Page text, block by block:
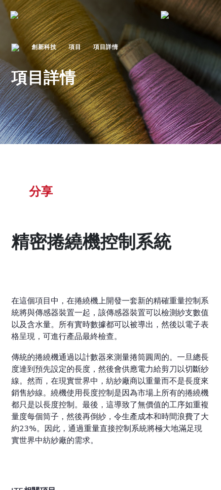
創新科技 項目 項目詳情
項目詳情
分享
精密捲繞機控制系統
在這個項目中，在捲繞機上開發一套新的精確重量控制系
統將與傳感器裝置一起，該傳感器裝置可以檢測紗支數值
以及含水量。所有實時數據都可以被導出，然後以電子表
格呈現，可進行產品最終檢查。
傳統的捲繞機通過以計數器來測量捲筒圓周的。一旦總長
度達到預先設定的長度，然後會供應電力給剪刀以切斷紗
線。然而，在現實世界中，紡紗廠商以重量而不是長度來
銷售紗線。繞機使用長度控制是因為市場上所有的捲繞機
都只是以長度控制。最後，這導致了無價值的工序如重複
量度每個筒子，然後再倒紗，令生產成本和時間浪費了大
約23%。因此，通過重量直接控制系統將極大地滿足現
實世界中紡紗廠的需求。